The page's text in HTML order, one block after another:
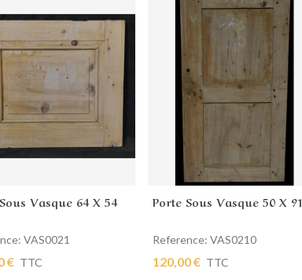
Ajouter au panier
Vasque 64 X 54
VAS0021
€ TTC
Ajouter au panier
Porte Sous Vasque 50 X 91
Reference: VAS0210
120,00 € TTC